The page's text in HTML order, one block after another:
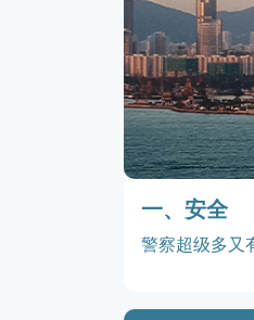
一、安全
警察超级多又